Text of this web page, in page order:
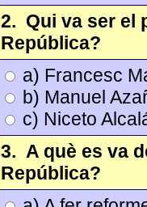
2. Qui va ser el
República?
a) Francesc
b) Manuel
c) Niceto
3. A què es va
República?